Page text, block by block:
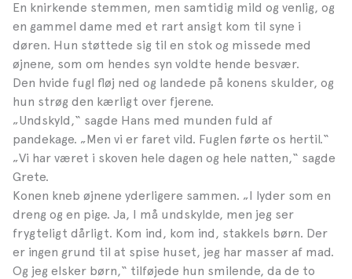
En knirkende stemmen, men samtidig mild og venlig, og
en gammel dame med et rart ansigt kom til syne i
døren. Hun støttede sig til en stok og missede med
øjnene, som om hendes syn voldte hende besvær.
Den hvide fugl fløj ned og landede på konens skulder, og
hun strøg den kærligt over fjerene.
„Undskyld,“ sagde Hans med munden fuld af
pandekage. „Men vi er faret vild. Fuglen førte os hertil.“
„Vi har været i skoven hele dagen og hele natten,“ sagde
Grete.
Konen kneb øjnene yderligere sammen. „I lyder som en
dreng og en pige. Ja, I må undskylde, men jeg ser
frygteligt dårligt. Kom ind, kom ind, stakkels børn. Der
er ingen grund til at spise huset, jeg har masser af mad.
Og jeg elsker børn,“ tilføjede hun smilende, da de to